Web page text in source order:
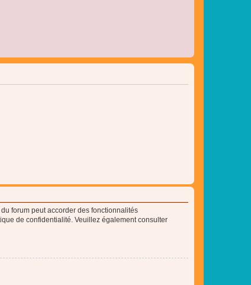
forum peut accorder des fonctionnalités
de confidentialité. Veuillez également consulter